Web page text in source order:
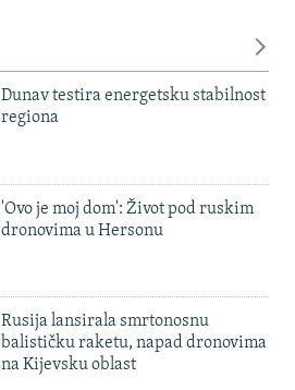
Dunav testira energetsku stabilnost
regiona
'Ovo je moj dom': Život pod ruskim
dronovima u Hersonu
Rusija lansirala smrtonosnu
balističku raketu, napad dronovima
na Kijevsku oblast